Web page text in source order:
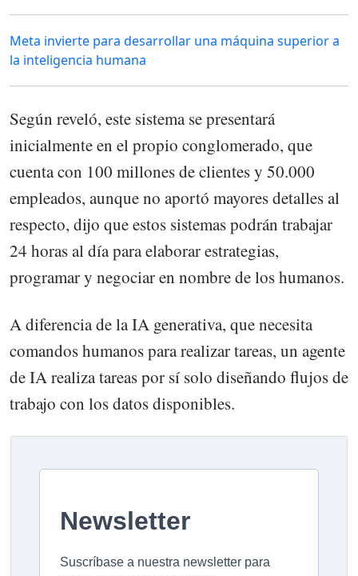
Meta invierte para desarrollar una máquina superior a
la inteligencia humana
Según reveló, este sistema se presentará
inicialmente en el propio conglomerado, que
cuenta con 100 millones de clientes y 50.000
empleados, aunque no aportó mayores detalles al
respecto, dijo que estos sistemas podrán trabajar
24 horas al día para elaborar estrategias,
programar y negociar en nombre de los humanos.
A diferencia de la IA generativa, que necesita
comandos humanos para realizar tareas, un agente
de IA realiza tareas por sí solo diseñando flujos de
trabajo con los datos disponibles.